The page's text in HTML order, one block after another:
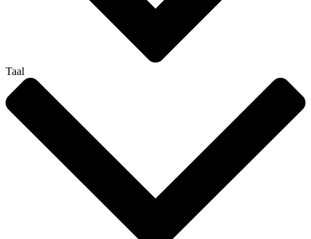
Taal